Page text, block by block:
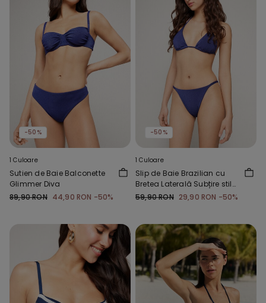
-50%
1 Culoare
Sutien de Baie Balconette
Glimmer Diva
89,90 RON 44,90 RON -50%
-50%
1 Culoare
Slip de Baie Brazilian cu
Bretea Laterală Subțire stil
Tanga Glimmer Diva
59,90 RON 29,90 RON -50%